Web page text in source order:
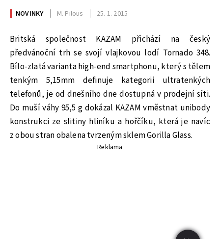
NOVINKY M. Pilous 25. 1. 2015
Britská společnost KAZAM přichází na český
předvánoční trh se svojí vlajkovou lodí Tornado 348.
Bílo-zlatá varianta high-end smartphonu, který s tělem
tenkým 5,15mm definuje kategorii ultratenkých
telefonů, je od dnešního dne dostupná v prodejní síti.
Do muší váhy 95,5 g dokázal KAZAM vměstnat unibody
konstrukci ze slitiny hliníku a hořčíku, která je navíc
z obou stran obalena tvrzeným sklem Gorilla Glass.
Reklama